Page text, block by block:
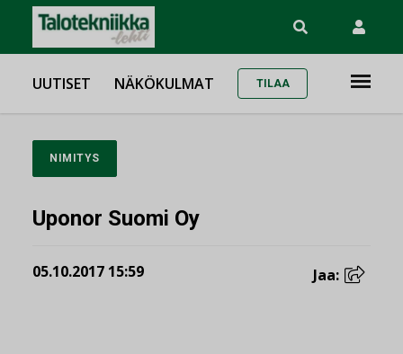
UUTISET NÄKÖKULMAT TILAA
NIMITYS
Uponor Suomi Oy
05.10.2017 15:59 Jaa: